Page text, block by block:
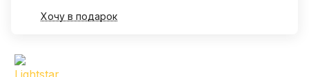
Хочу в подарок